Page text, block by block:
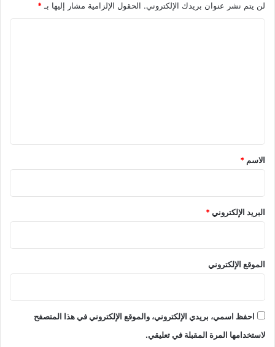
لن يتم نشر عنوان بريدك الإلكتروني. الحقول الإلزامية مشار إليها بـ *
*
الاسم *
البريد الإلكتروني*
الموقع الإلكتروني
احفظ اسمي، بريدي الإلكتروني، والموقع الإلكتروني في هذا المتصفح
لاستخدامها المرة المقبلة في تعليقي.